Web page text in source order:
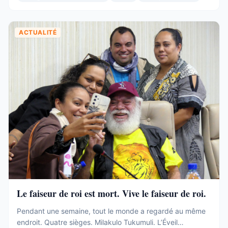
ACTUALITÉ
Le faiseur de roi est mort. Vive le faiseur de roi.
Pendant une semaine, tout le monde a regardé au même
endroit. Quatre sièges. Milakulo Tukumuli. L’Éveil